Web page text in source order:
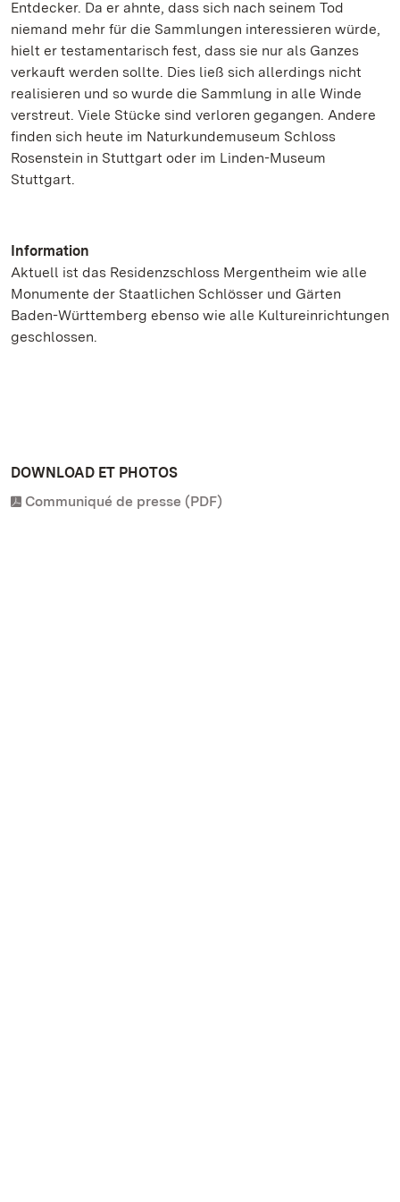
Entdecker. Da er ahnte, dass sich nach seinem Tod
niemand mehr für die Sammlungen interessieren würde,
hielt er testamentarisch fest, dass sie nur als Ganzes
verkauft werden sollte. Dies ließ sich allerdings nicht
realisieren und so wurde die Sammlung in alle Winde
verstreut. Viele Stücke sind verloren gegangen. Andere
finden sich heute im Naturkundemuseum Schloss
Rosenstein in Stuttgart oder im Linden-Museum
Stuttgart.
Information
Aktuell ist das Residenzschloss Mergentheim wie alle
Monumente der Staatlichen Schlösser und Gärten
Baden-Württemberg ebenso wie alle Kultureinrichtungen
geschlossen.
DOWNLOAD ET PHOTOS
Communiqué de presse (PDF)